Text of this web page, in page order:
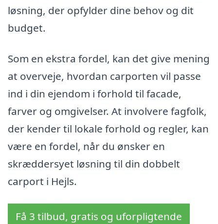
løsning, der opfylder dine behov og dit
budget.
Som en ekstra fordel, kan det give mening
at overveje, hvordan carporten vil passe
ind i din ejendom i forhold til facade,
farver og omgivelser. At involvere fagfolk,
der kender til lokale forhold og regler, kan
være en fordel, når du ønsker en
skræddersyet løsning til din dobbelt
carport i Hejls.
Få 3 tilbud, gratis og uforpligtende